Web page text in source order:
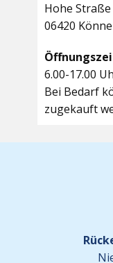
Hohe Straße
06420
6.00-17.00
Bei Bedarf
zugekauft